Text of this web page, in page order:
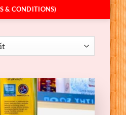
& CONDITIONS)